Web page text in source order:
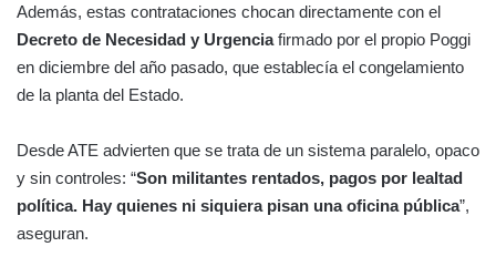
Además, estas contrataciones chocan directamente con el
Decreto de Necesidad y Urgenciafirmado por el propio Poggi
en diciembre del año pasado, que establecía el congelamiento
de la planta del Estado.
Desde ATE advierten que se trata de un sistema paralelo, opaco
y sin controles: “Son militantes rentados, pagos por lealtad
política. Hay quienes ni siquiera pisan una oficina pública”,
aseguran.